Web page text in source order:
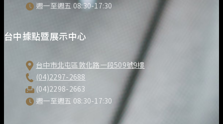
週一至週五 08:30-17:30
台中據點暨展示中心
台中市北屯區敦化路一段509號9樓
(04)2297-2688
(04)2298-2663
週一至週五 08:30-17:30